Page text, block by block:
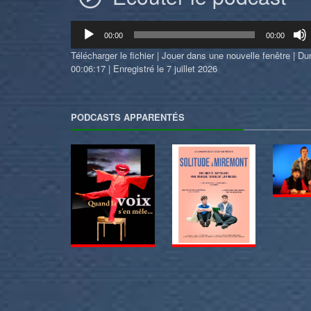
Lecteur
audio
00:00 00:00
Télécharger le fichier| Jouer dans une nouvelle fenêtre |
00:06:17 | Enregistré le 7 juillet 2026
PODCASTS APPARENTÉS